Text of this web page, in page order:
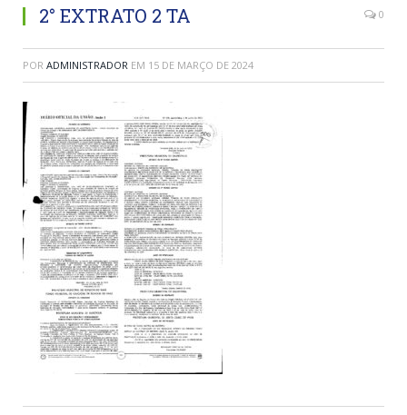
2° EXTRATO 2 TA 0
POR ADMINISTRADOR EM 15 DE MARÇO DE 2024